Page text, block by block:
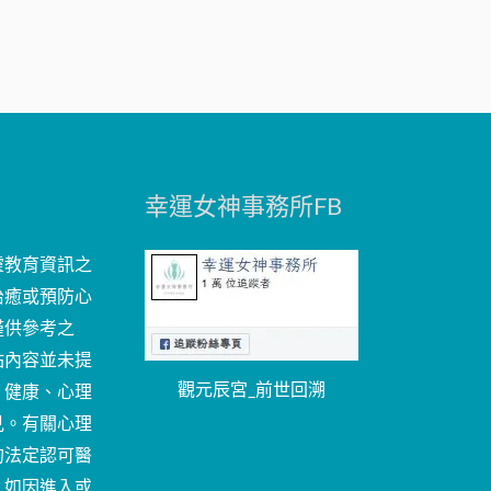
育資訊之
癒或預防心
參考之
容並未提
康、心理
有關心理
定認可醫
幸運女神事務所FB
觀元辰宮_前世回溯